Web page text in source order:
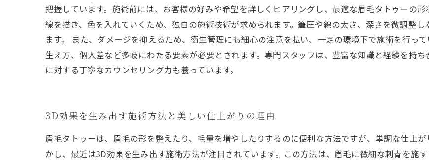
把握しています。施術前には、お客様の好みや希望を詳しくヒアリングし、最適な眉毛タトゥーの
線を描き、色を入れていくため、独自の施術技術が求められます。筆圧や線の太さ、深さを微調整
ます。 また、ダメージを抑えるため、衛生管理にも細心の注意を払い、一定の環境下で施術を行っ
生え方、個人差など多岐にわたる要素が必要とされます。専門スタッフは、豊富な知識と経験を持
に対する丁寧なカウンセリング力も養っています。
3D効果を生み出す施術方法と美しい仕上がりの理由
眉毛タトゥーは、眉毛の形を整えたり、毛量を増やしたりするのに便利な方法ですが、単調な仕上
かし、最近は3D効果を生み出す施術方法が注目されています。この方法は、眉毛に微細な刺青を施